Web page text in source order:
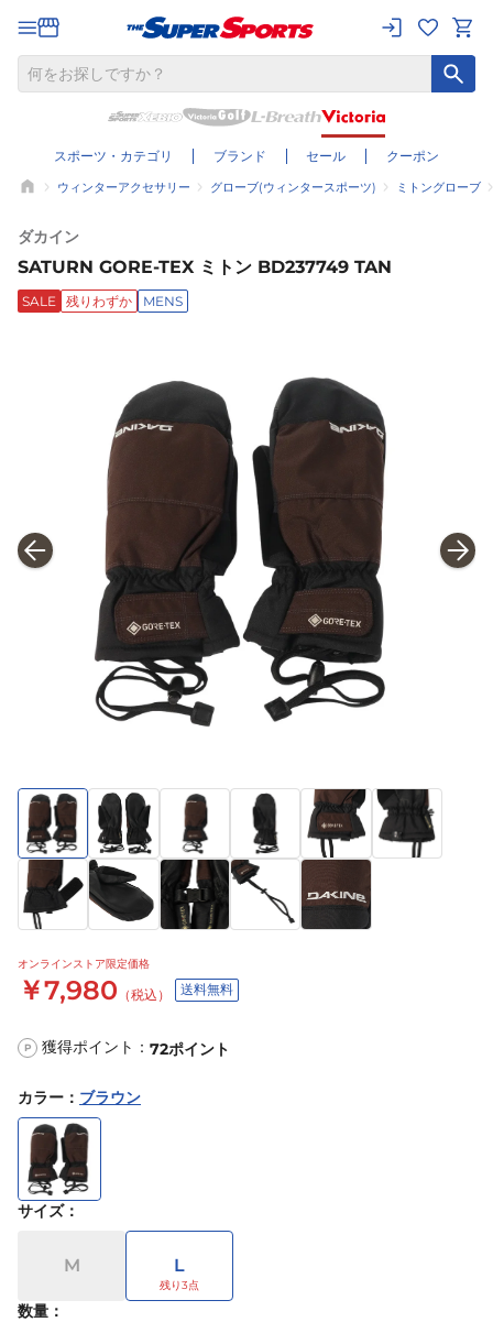
スポーツ・カテゴリ ブランド セール クーポン
ウィンターアクセサリー グローブ(ウィンタースポーツ) ミトングローブ
ダカイン
SATURN GORE-TEX ミトン BD237749 TAN
SALE 残りわずか MENS
オンラインストア限定価格
￥7,980 （税込） 送料無料
P 獲得ポイント： 72ポイント
カラー ： ブラウン
サイズ：
M L
数量：